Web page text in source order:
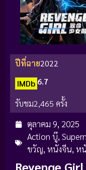
ปีที่ฉาย2022
IMDb 6.7
รับชม2,465 ครั้ง
ตุลาคม 9, 2025
Action บู๊,
ขวัญ, หนังจีน, ห
Revenge